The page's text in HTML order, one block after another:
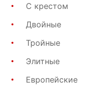
С крестом
Двойные
Тройные
Элитные
Европейские